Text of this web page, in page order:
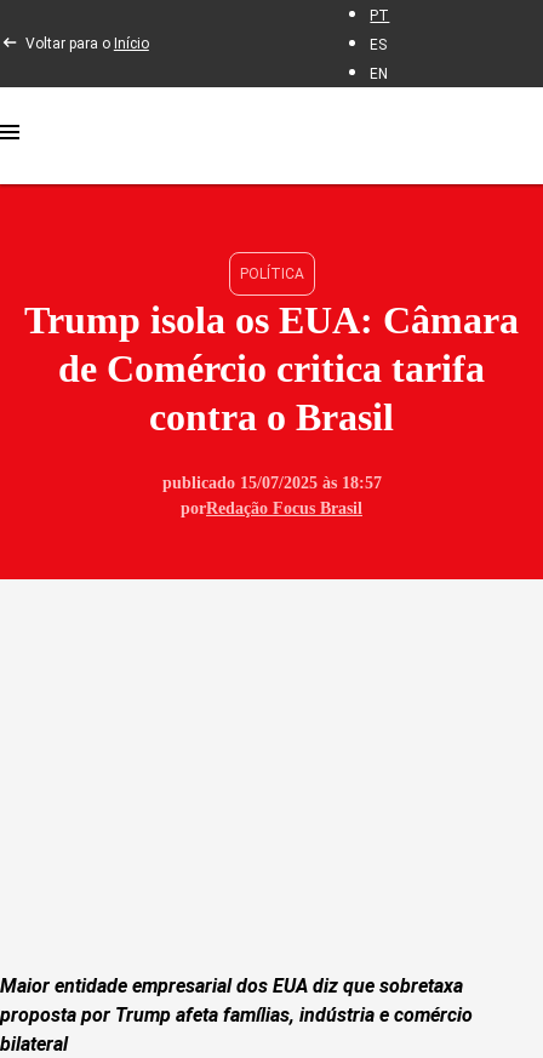
Voltar para o Início
PT
ES
EN
POLÍTICA
Trump isola os EUA: Câmara
de Comércio critica tarifa
contra o Brasil
publicado 15/07/2025 às 18:57
porRedação Focus Brasil
Maior entidade empresarial dos EUA diz que sobretaxa
proposta por Trump afeta famílias, indústria e comércio
bilateral